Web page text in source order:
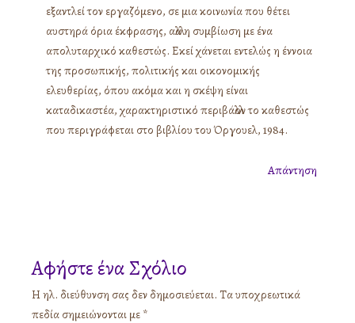
εξαντλεί τον εργαζόμενο, σε μια κοινωνία που θέτει
αυστηρά όρια έκφρασης, αλλά η συμβίωση με ένα
απολυταρχικό καθεστώς. Εκεί χάνεται εντελώς η έννοια
της προσωπικής, πολιτικής και οικονομικής
ελευθερίας, όπου ακόμα και η σκέψη είναι
καταδικαστέα, χαρακτηριστικό περιβάλλον το καθεστώς
που περιγράφεται στο βιβλίου του Όργουελ, 1984.
Απάντηση
Αφήστε ένα Σχόλιο
Η ηλ. διεύθυνση σας δεν δημοσιεύεται. Τα υποχρεωτικά
πεδία σημειώνονται με *